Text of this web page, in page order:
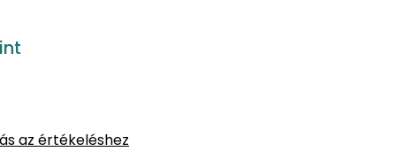
az értékeléshez